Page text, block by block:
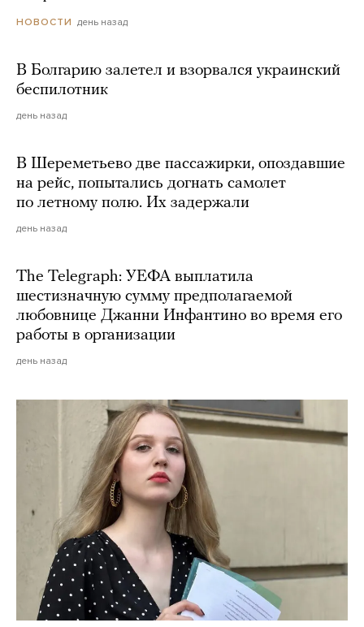
НОВОСТИ день назад
В Болгарию залетел и взорвался украинский
беспилотник
день назад
В Шереметьево две пассажирки, опоздавшие
на рейс, попытались догнать самолет
по летному полю. Их задержали
день назад
The Telegraph: УЕФА выплатила
шестизначную сумму предполагаемой
любовнице Джанни Инфантино во время его
работы в организации
день назад